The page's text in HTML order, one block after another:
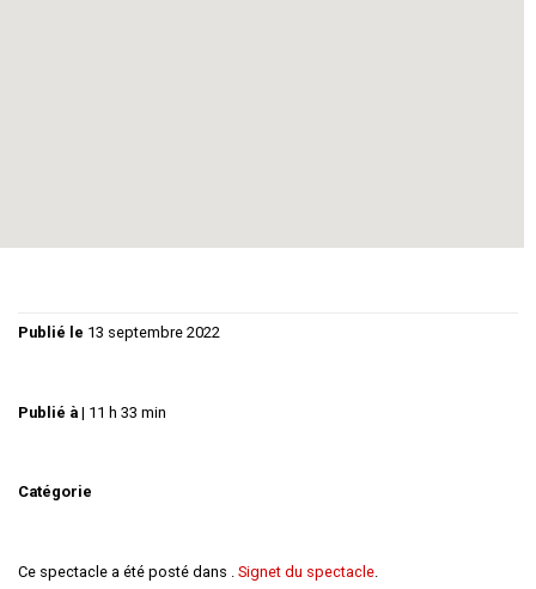
Publié le 13 septembre 2022
Publié à | 11 h 33 min
Catégorie
Ce spectacle a été posté dans . Signet du spectacle